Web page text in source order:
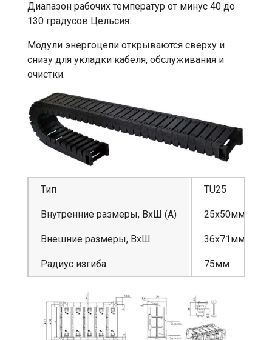
Диапазон рабочих температур от минус 40 до
130 градусов Цельсия.
Модули энергоцепи открываются сверху и
снизу для укладки кабеля, обслуживания и
очистки.
Тип
Внутренние размеры, ВхШ (А)
Внешние размеры, ВхШ
Радиус изгиба
TU25
25х50мм
36х71мм
75мм